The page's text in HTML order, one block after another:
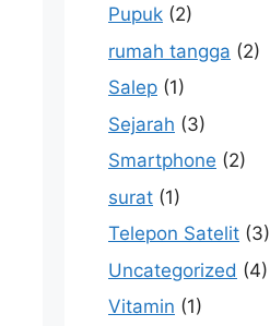
Pupuk (2)
rumah tangga (2)
Salep (1)
Sejarah (3)
Smartphone (2)
surat (1)
Telepon Satelit (3)
Uncategorized (4)
Vitamin (1)